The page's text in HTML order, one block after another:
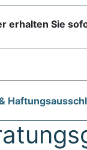
erhalten Sie